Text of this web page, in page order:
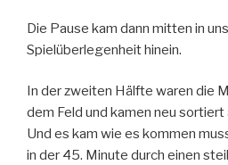
Die Pause kam dann mitten in
Spielüberlegenheit hinein.
In der zweiten Hälfte waren die
dem Feld und kamen neu sortiert
Und es kam wie es kommen
in der 45. Minute durch einen